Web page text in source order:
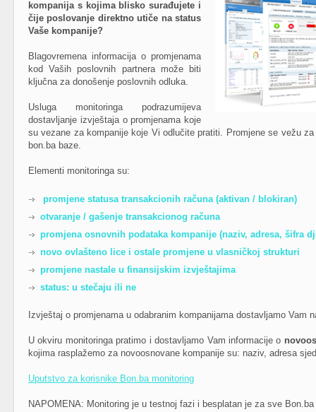
kompanija s kojima blisko surađujete i
čije poslovanje direktno utiče na status
Vaše kompanije?
Blagovremena informacija o promjenama
kod Vaših poslovnih partnera može biti
ključna za donošenje poslovnih odluka.
Usluga monitoringa podrazumijeva
dostavljanje izvještaja o promjenama koje
su vezane za kompanije koje Vi odlučite pratiti. Promjene se vežu
bon.ba baze.
Elementi monitoringa su:
promjene statusa transakcionih računa (aktivan / blokiran)
otvaranje / gašenje transakcionog računa
promjena osnovnih podataka kompanije (naziv, adresa, šifra
novo ovlašteno lice i ostale promjene u vlasničkoj strukturi
promjene nastale u finansijskim izvještajima
status: u stečaju ili ne
Izvještaj o promjenama u odabranim kompanijama dostavljamo Vam
U okviru monitoringa pratimo i dostavljamo Vam informacije o
kojima rasplažemo za novoosnovane kompanije su: naziv, adresa
Uputstvo za korisnike Bon.ba monitoring
NAPOMENA: Monitoring je u testnoj fazi i besplatan je za sve